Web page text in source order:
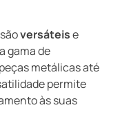
versáteise
gama de
metálicas até
permite
às suas